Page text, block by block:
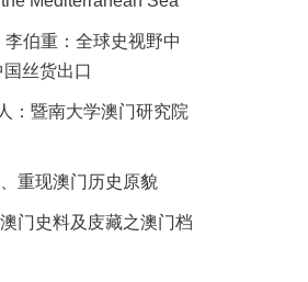
伯重：全球史视野中
丝货出口
：暨南大学澳门研究院
重现澳门历史原貌
门史料及庋藏之澳门档